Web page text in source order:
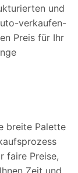
und
verkaufen-
Preis für Ihr
breite Palette
faire Preise,
Zeit und